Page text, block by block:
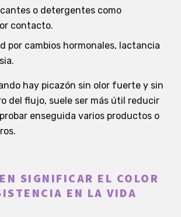
o detergentes como
contacto.
por cambios hormonales, lactancia
hay picazón sin olor fuerte y sin
del flujo, suele ser más útil reducir
enseguida varios productos o
SIGNIFICAR EL COLOR
EN LA VIDA